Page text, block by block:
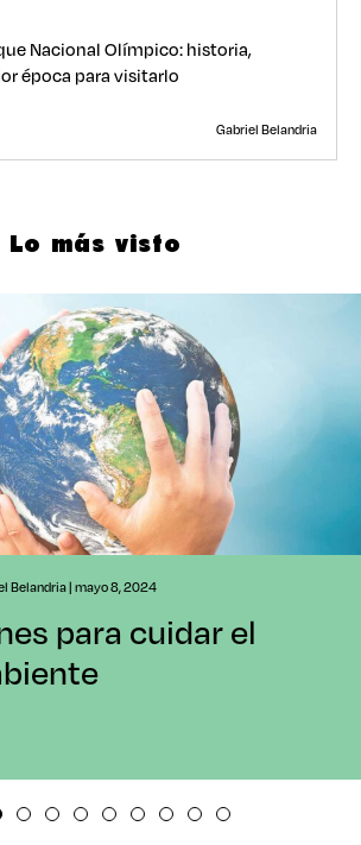
Nacional Olímpico: historia,
época para visitarlo
Gabriel Belandria
Lo más visto
Belandria | mayo 8, 2024
para cuidar el